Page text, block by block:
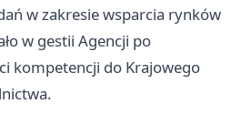
w zakresie wsparcia rynków
w gestii Agencji po
kompetencji do Krajowego